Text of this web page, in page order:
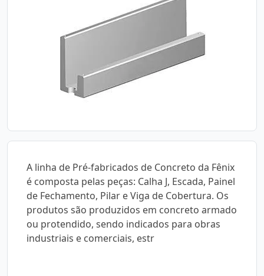
A linha de Pré-fabricados de Concreto da Fênix
é composta pelas peças: Calha J, Escada, Painel
de Fechamento, Pilar e Viga de Cobertura. Os
produtos são produzidos em concreto armado
ou protendido, sendo indicados para obras
industriais e comerciais, estr